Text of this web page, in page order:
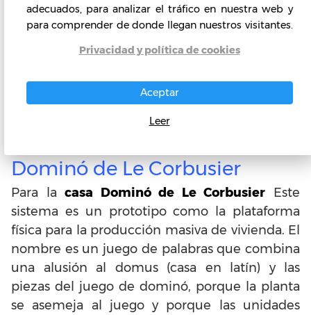
Dominó de Le Corbusier
Para lacasa Dominó de Le Corbusier Este
sistema es un prototipo como la plataforma
física para la producción masiva de vivienda. El
nombre es un juego de palabras que combina
una alusión al domus (casa en latín) y las
piezas del juego de dominó, porque la planta
se asemeja al juego y porque las unidades
adecuados, para analizar el tráfico en nuestra web y
para comprender de donde llegan nuestros visitantes.
Privacidad y política de cookies
Aceptar
Leer